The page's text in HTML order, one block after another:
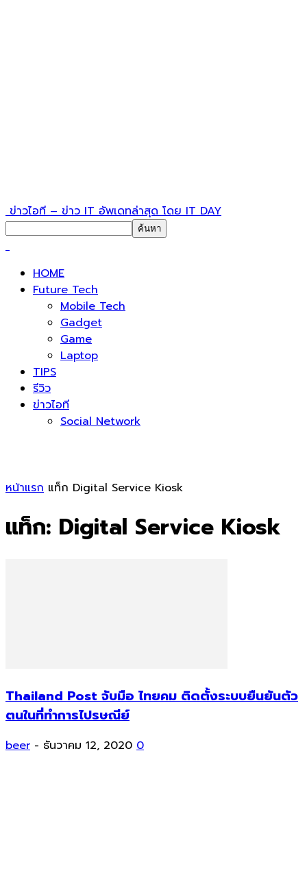
ข่าวไอที – ข่าว IT อัพเดทล่าสุด โดย IT DAY
HOME
Future Tech
Mobile Tech
Gadget
Game
Laptop
TIPS
รีวิว
ข่าวไอที
Social Network
หน้าแรก แท็ก Digital Service Kiosk
แท็ก: Digital Service Kiosk
Thailand Post จับมือ ไทยคม ติดตั้งระบบยืนยันตัว
ตนในที่ทำการไปรษณีย์
beer - ธันวาคม 12, 2020 0